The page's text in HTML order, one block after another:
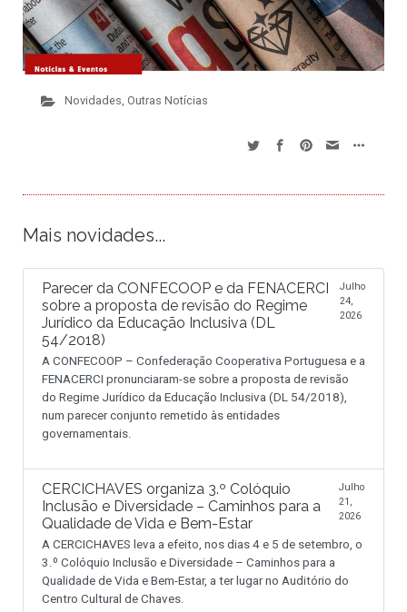
Novidades, Outras Notícias
Mais novidades...
Parecer da CONFECOOP e da FENACERCI
sobre a proposta de revisão do Regime
Jurídico da Educação Inclusiva (DL
54/2018)
Julho
24,
2026
A CONFECOOP – Confederação Cooperativa Portuguesa e a
FENACERCI pronunciaram-se sobre a proposta de revisão
do Regime Jurídico da Educação Inclusiva (DL 54/2018),
num parecer conjunto remetido às entidades
governamentais.
CERCICHAVES organiza 3.º Colóquio
Inclusão e Diversidade – Caminhos para a
Qualidade de Vida e Bem-Estar
Julho
21,
2026
A CERCICHAVES leva a efeito, nos dias 4 e 5 de setembro, o
3.º Colóquio Inclusão e Diversidade – Caminhos para a
Qualidade de Vida e Bem-Estar, a ter lugar no Auditório do
Centro Cultural de Chaves.